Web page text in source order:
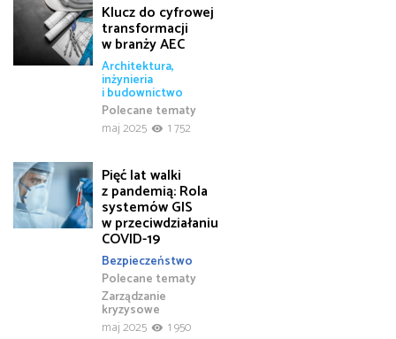
Klucz do cyfrowej
transformacji
w branży AEC
Architektura,
inżynieria
i budownictwo
Polecane tematy
maj 2025
1 752
Pięć lat walki
z pandemią: Rola
systemów GIS
w przeciwdziałaniu
COVID-19
Bezpieczeństwo
Polecane tematy
Zarządzanie
kryzysowe
maj 2025
1 950